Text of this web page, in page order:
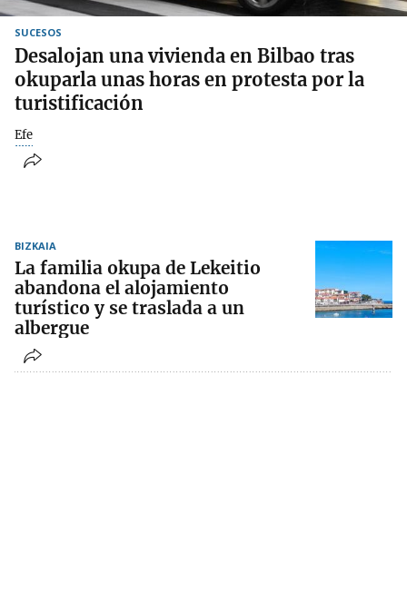
SUCESOS
Desalojan una vivienda en Bilbao tras
okuparla unas horas en protesta por la
turistificación
Efe
BIZKAIA
La familia okupa de Lekeitio
abandona el alojamiento
turístico y se traslada a un
albergue